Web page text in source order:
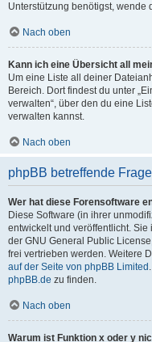
Unterstützung benötigst, wende
Nach oben
Kann ich eine Übersicht all
Um eine Liste all deiner
Bereich. Dort findest du unter
verwalten“, über den du eine
verwalten kannst.
Nach oben
phpBB betreffende
Wer hat diese Forensoftware
Diese Software (in ihrer
entwickelt und veröffentlicht.
der GNU General Public
frei vertrieben werden. Weitere
auf der Seite von phpBB Limited
phpBB.de zu finden.
Nach oben
Warum ist Funktion x oder y